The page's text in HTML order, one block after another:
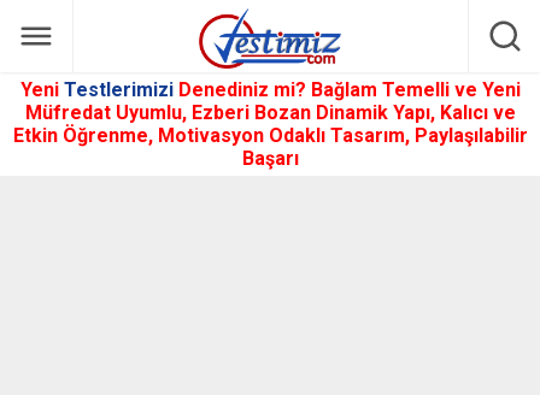
Yeni Testlerimizi Denediniz mi? Bağlam Temelli ve Yeni
Müfredat Uyumlu, Ezberi Bozan Dinamik Yapı, Kalıcı ve
Etkin Öğrenme, Motivasyon Odaklı Tasarım, Paylaşılabilir
Başarı